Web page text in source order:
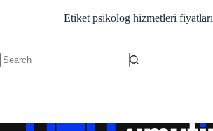
Etiketpsikolog hizmetleri fiyatları